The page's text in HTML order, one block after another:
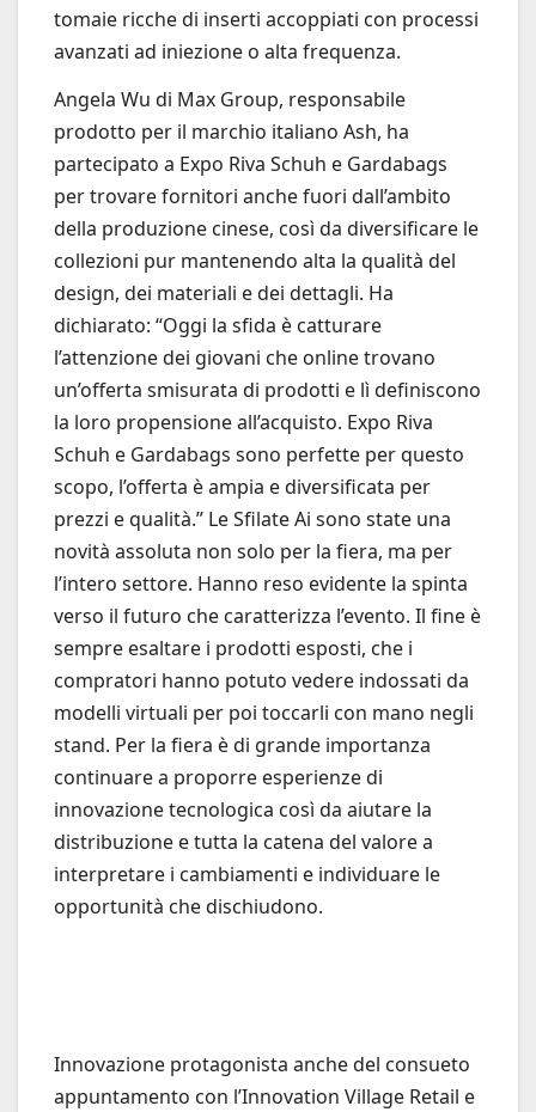
tomaie ricche di inserti accoppiati con processi
avanzati ad iniezione o alta frequenza.
Angela Wu di Max Group, responsabile
prodotto per il marchio italiano Ash, ha
partecipato a Expo Riva Schuh e Gardabags
per trovare fornitori anche fuori dall’ambito
della produzione cinese, così da diversificare le
collezioni pur mantenendo alta la qualità del
design, dei materiali e dei dettagli. Ha
dichiarato: “Oggi la sfida è catturare
l’attenzione dei giovani che online trovano
un’offerta smisurata di prodotti e lì definiscono
la loro propensione all’acquisto. Expo Riva
Schuh e Gardabags sono perfette per questo
scopo, l’offerta è ampia e diversificata per
prezzi e qualità.” Le Sfilate Ai sono state una
novità assoluta non solo per la fiera, ma per
l’intero settore. Hanno reso evidente la spinta
verso il futuro che caratterizza l’evento. Il fine è
sempre esaltare i prodotti esposti, che i
compratori hanno potuto vedere indossati da
modelli virtuali per poi toccarli con mano negli
stand. Per la fiera è di grande importanza
continuare a proporre esperienze di
innovazione tecnologica così da aiutare la
distribuzione e tutta la catena del valore a
interpretare i cambiamenti e individuare le
opportunità che dischiudono.
Innovazione protagonista anche del consueto
appuntamento con l’Innovation Village Retail e